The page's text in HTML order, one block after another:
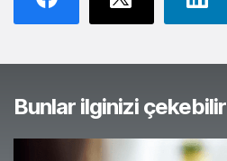
Bunlar ilginizi çekebilir